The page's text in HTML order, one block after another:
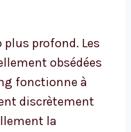
plus profond. Les
obsédées
fonctionne à
discrètement
la